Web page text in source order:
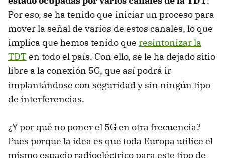
Por eso, se ha tenido que iniciar un proceso para
mover la señal de varios de estos canales, lo que
implica que hemos tenido que resintonizar la
TDTen todo el país. Con ello, se le ha dejado sitio
libre a la conexión 5G, que así podrá ir
implantándose con seguridad y sin ningún tipo
de interferencias.
¿Y por qué no poner el 5G en otra frecuencia?
Pues porque la idea es que toda Europa utilice el
mismo espacio radioeléctrico para este tipo de